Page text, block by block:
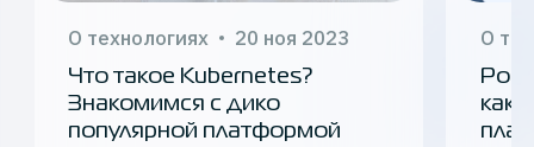
О технологиях 20 ноя 2023
Что такое Kubernetes?
Знакомимся с дико
популярной платформой
О